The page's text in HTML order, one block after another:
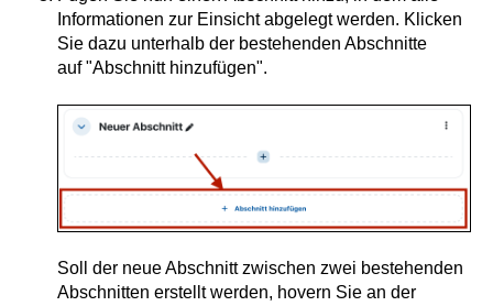
Informationen zur Einsicht abgelegt werden. Klicken
Sie dazu unterhalb der bestehenden Abschnitte
auf "Abschnitt hinzufügen".
Soll der neue Abschnitt zwischen zwei bestehenden
Abschnitten erstellt werden, hovern Sie an der